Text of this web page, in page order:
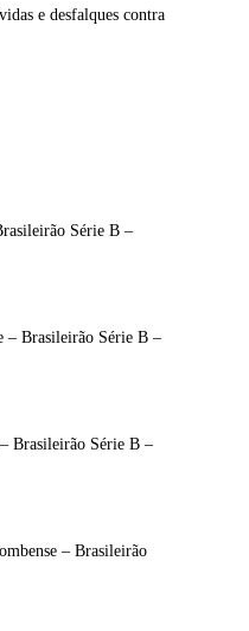
e desfalques contra
Série B –
– Brasileirão Série B –
Brasileirão Série B –
– Brasileirão